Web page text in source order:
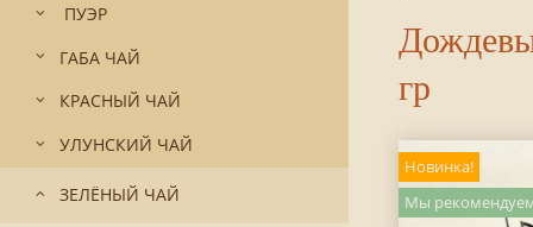
ПУЭР
ГАБА ЧАЙ
КРАСНЫЙ ЧАЙ
УЛУНСКИЙ ЧАЙ
ЗЕЛЁНЫЙ ЧАЙ
гр
Новинка!
Мы